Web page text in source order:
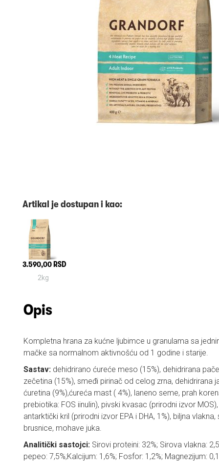
Artikal je dostupan i kao:
3.590,00 RSD
2kg
Opis
Kompletna hrana za kućne ljubimce u granulama sa
mačke sa normalnom aktivnošću od 1 godine i starije.
Sastav: dehidrirano ćureće meso (15%), dehidrirana
zečetina (15%), smeđi pirinač od celog zrna, dehidrirana
ćuretina (9%),ćureća mast ( 4%), laneno seme, prah
prebiotika: FOS iinulin), pivski kvasac (prirodni izvor
antarktički kril (prirodni izvor EPA i DHA, 1%), biljna
brusnice, mohave juka.
Analitički sastojci: Sirovi proteini: 32%; Sirova vlakna:
pepeo: 7,5%;Kalcijum: 1,6%; Fosfor: 1,2%; Magnezijum: